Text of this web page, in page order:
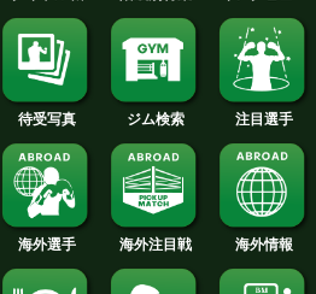
2013年
2012年
2011年